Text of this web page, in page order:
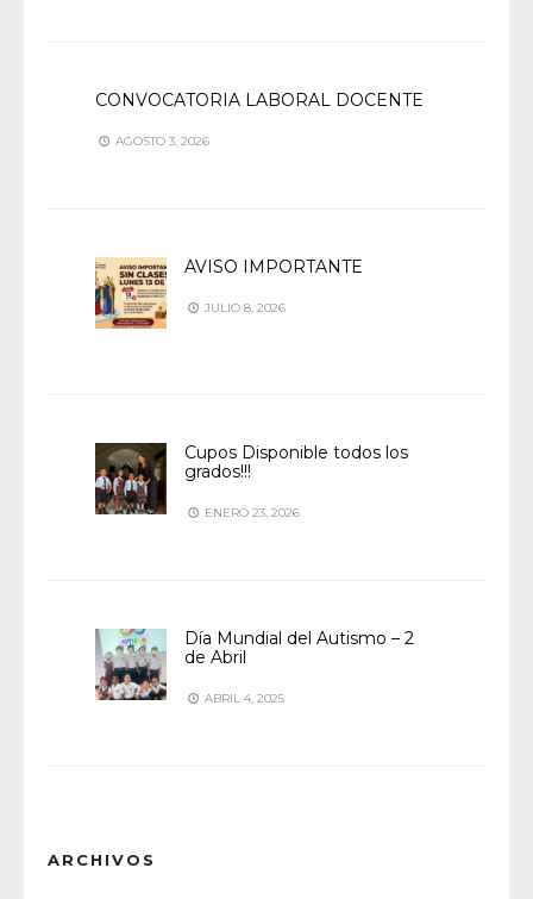
CONVOCATORIA LABORAL DOCENTE
AGOSTO 3, 2026
AVISO IMPORTANTE
JULIO 8, 2026
Cupos Disponible todos los
grados!!!
ENERO 23, 2026
Día Mundial del Autismo – 2
de Abril
ABRIL 4, 2025
ARCHIVOS